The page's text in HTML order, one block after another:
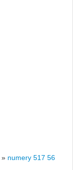
» numery 517 56